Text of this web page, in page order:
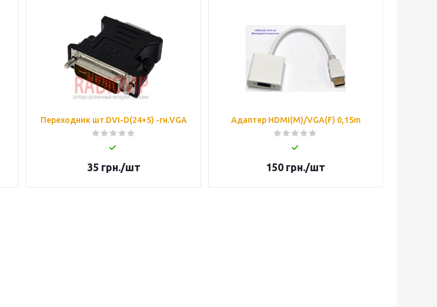
Переходник шт.DVI-D(24+5) -гн.VGA
35 грн./шт
Адаптер HDMI(M)/VGA(F) 0,15m
150 грн./шт